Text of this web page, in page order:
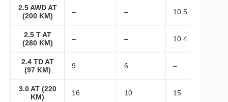
2.5 AWD AT
(200 KM)
– – 10.5
2.5 T AT
(280 KM)
– – 10.4
2.4 TD AT
(97 KM)
9 6 –
3.0 AT (220
KM)
16 10 15